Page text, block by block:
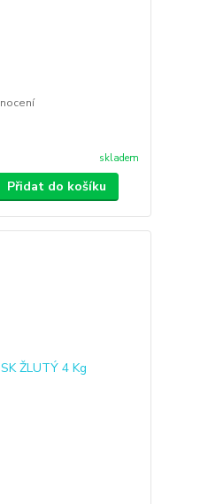
skladem
Přidat do košíku